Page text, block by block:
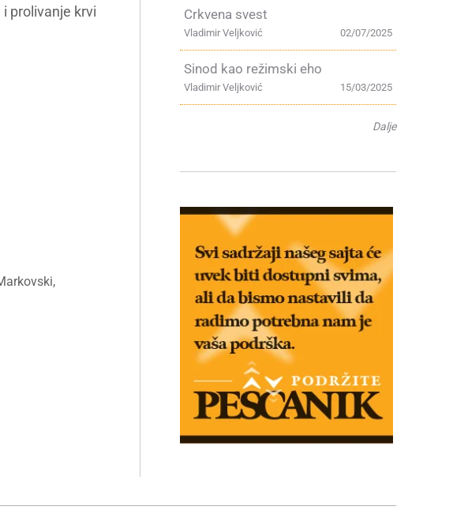
prolivanje krvi
Crkvena svest
02/07/2025
Vladimir Veljković
Sinod kao režimski eho
15/03/2025
Vladimir Veljković
Dalje